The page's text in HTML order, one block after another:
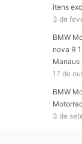
itens
3 de
BMW
nova R
Manaus
17 de
BMW
3 de